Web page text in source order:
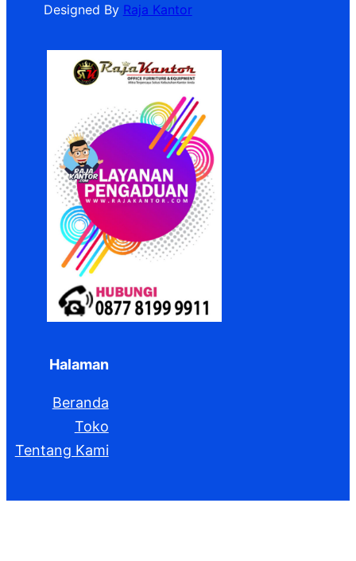
Designed By Raja Kantor
Halaman
Beranda
Toko
Tentang Kami